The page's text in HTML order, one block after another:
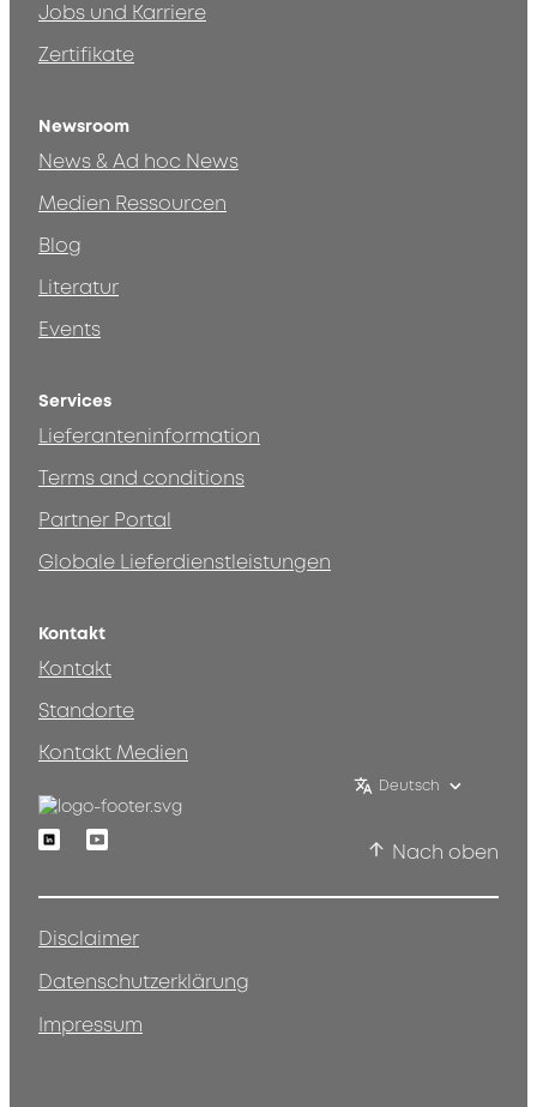
Jobs und Karriere
Zertifikate
Newsroom
News & Ad hoc News
Medien Ressourcen
Blog
Literatur
Events
Services
Lieferanteninformation
Terms and conditions
Partner Portal
Globale Lieferdienstleistungen
Kontakt
Kontakt
Standorte
Kontakt Medien
Deutsch
LinkedinYoutube
Nach oben
Disclaimer
Datenschutzerklärung
Impressum